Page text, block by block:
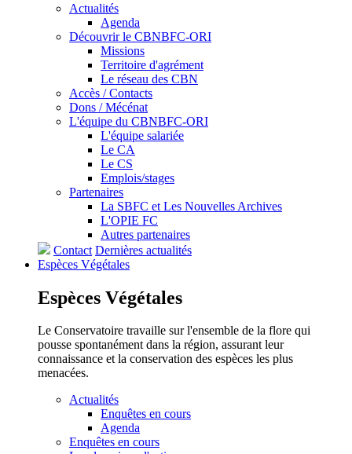
Actualités
Agenda
Découvrir le CBNBFC-ORI
Missions
Territoire d'agrément
Le réseau des CBN
Accès / Contacts
Dons / Mécénat
L'équipe du CBNBFC-ORI
L'équipe salariée
Le CA
Le CS
Emplois/stages
Partenaires
La SBFC et Les Nouvelles Archives
L'OPIE FC
Autres partenaires
Contact Dernières actualités
Espèces Végétales
Espèces Végétales
Le Conservatoire travaille sur l'ensemble de la flore qui
pousse spontanément dans la région, assurant leur
connaissance et la conservation des espèces les plus
menacées.
Actualités
Enquêtes en cours
Agenda
Enquêtes en cours